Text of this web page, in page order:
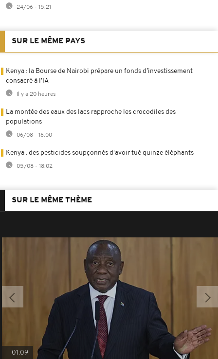
24/06 - 15:21
SUR LE MÊME PAYS
Kenya : la Bourse de Nairobi prépare un fonds d’investissement
consacré à l’IA
Il y a 20 heures
La montée des eaux des lacs rapproche les crocodiles des
populations
06/08 - 16:00
Kenya : des pesticides soupçonnés d'avoir tué quinze éléphants
05/08 - 18:02
SUR LE MÊME THÈME
01:09